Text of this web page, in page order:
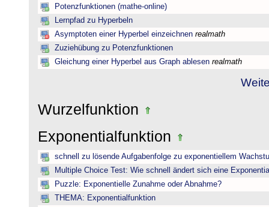
Potenzfunktionen (mathe-online)
Lernpfad zu Hyperbeln
Asymptoten einer Hyperbel einzeichnen realmath
Zuziehübung zu Potenzfunktionen
Gleichung einer Hyperbel aus Graph ablesen realmath
Wurzelfunktion
Exponentialfunktion
schnell zu lösende Aufgabenfolge zu exponentiellem
Multiple Choice Test: Wie schnell ändert sich eine
Puzzle: Exponentielle Zunahme oder Abnahme?
THEMA: Exponentialfunktion